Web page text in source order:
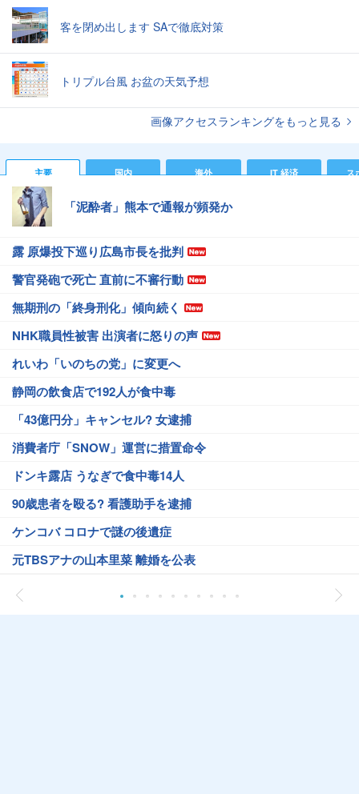
客を閉め出します SAで徹底対策
トリプル台風 お盆の天気予想
画像アクセスランキングをもっと見る
主要 国内 海外 IT 経済 ス
「泥酔者」熊本で通報が頻発か
露 原爆投下巡り広島市長を批判
警官発砲で死亡 直前に不審行動
無期刑の「終身刑化」傾向続く
NHK職員性被害 出演者に怒りの声
れいわ「いのちの党」に変更へ
静岡の飲食店で192人が食中毒
「43億円分」キャンセル? 女逮捕
消費者庁「SNOW」運営に措置命令
ドンキ露店 うなぎで食中毒14人
90歳患者を殴る? 看護助手を逮捕
ケンコバ コロナで謎の後遺症
元TBSアナの山本里菜 離婚を公表